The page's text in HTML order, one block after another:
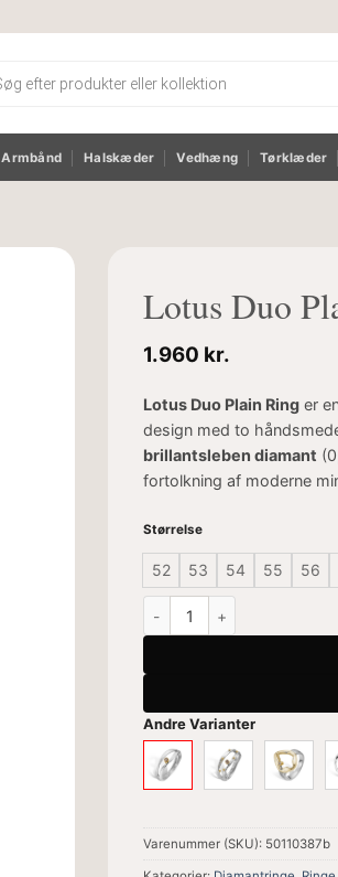
Armbånd Halskæder Vedhæng Tørklæder
Lotus Duo
1.960 kr.
Lotus Duo Plain Ring er
design med to
brillantsleben diamant
fortolkning af moderne
Størrelse
52 53 54 55 56
Andre Varianter
Varenummer (SKU): 50110387b